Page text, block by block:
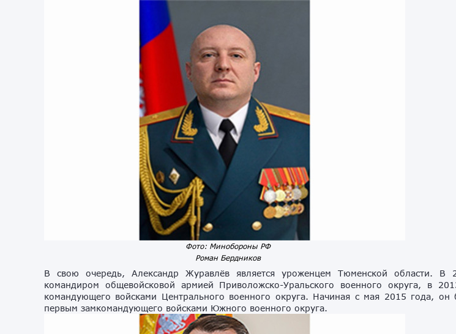
Фото: Минобороны РФ
Роман Бердников
В свою очередь, Александр Журавлёв является уроженцем Тюменской области. В
командиром общевойсковой армией Приволожско-Уральского военного округа, в
командующего войсками Центрального военного округа. Начиная с мая 2015 года,
первым замкомандующего войсками Южного военного округа.